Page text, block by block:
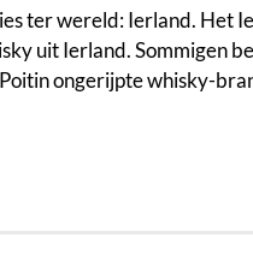
ter wereld: Ierland. Het
uit Ierland. Sommigen
ongerijpte whisky-